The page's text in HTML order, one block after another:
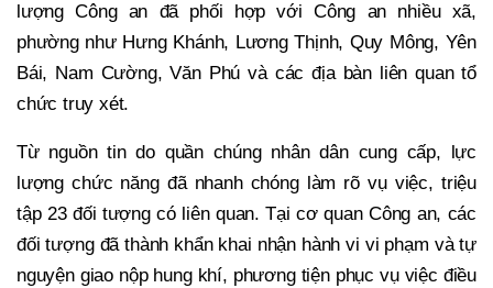
lượng Công an đã phối hợp với Công an nhiều xã,
phường như Hưng Khánh, Lương Thịnh, Quy Mông, Yên
Bái, Nam Cường, Văn Phú và các địa bàn liên quan tổ
chức truy xét.
Từ nguồn tin do quần chúng nhân dân cung cấp, lực
lượng chức năng đã nhanh chóng làm rõ vụ việc, triệu
tập 23 đối tượng có liên quan. Tại cơ quan Công an, các
đối tượng đã thành khẩn khai nhận hành vi vi phạm và tự
nguyện giao nộp hung khí, phương tiện phục vụ việc điều